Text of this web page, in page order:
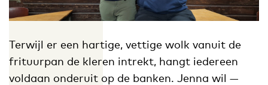
Terwijl er een hartige, vettige wolk vanuit de
frituurpan de kleren intrekt, hangt iedereen
voldaan onderuit op de banken. Jenna wil —